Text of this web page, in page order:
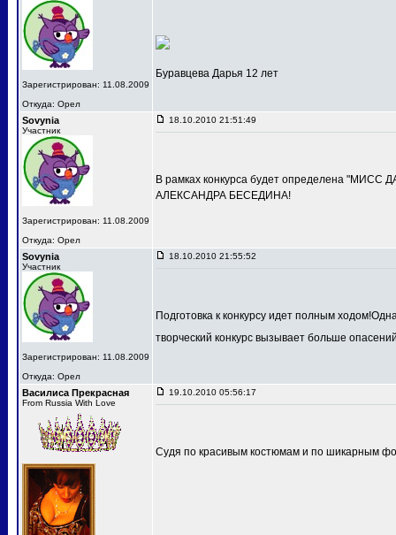
Зарегистрирован: 11.08.2009
Откуда: Орел
Буравцева Дарья 12 лет
Sovynia
Участник
Зарегистрирован: 11.08.2009
Откуда: Орел
18.10.2010 21:51:49
В рамках конкурса будет определена "МИСС
АЛЕКСАНДРА БЕСЕДИНА!
Sovynia
Участник
Зарегистрирован: 11.08.2009
Откуда: Орел
18.10.2010 21:55:52
Подготовка к конкурсу идет полным
творческий конкурс вызывает больше
Василиса Прекрасная
From Russia With Love
19.10.2010 05:56:17
Судя по красивым костюмам и по шикарным